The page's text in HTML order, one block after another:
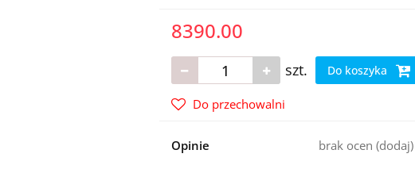
8390.00
szt. Do koszyka
Do przechowalni
Opinie brak ocen (dodaj)